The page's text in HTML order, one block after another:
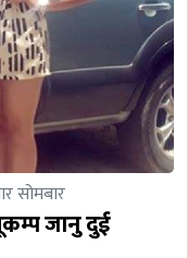
सोमबार
जानु दुई